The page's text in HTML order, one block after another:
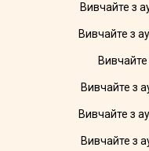
Вивчайте з
Вивчайте з
Вивчайте
Вивчайте з
Вивчайте з
Вивчайте з